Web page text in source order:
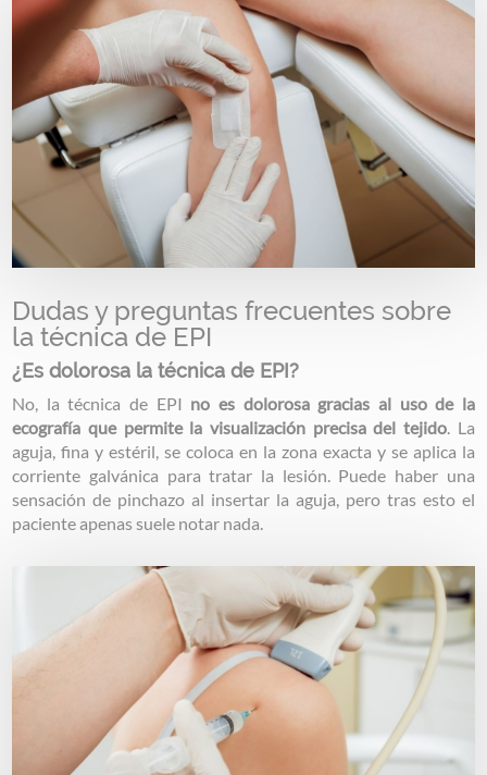
Dudas y preguntas frecuentes sobre
la técnica de EPI
¿Es dolorosa la técnica de EPI?
No, la técnica de EPI no es dolorosa gracias al uso de la
ecografía que permite la visualización precisa del tejido. La
aguja, fina y estéril, se coloca en la zona exacta y se aplica la
corriente galvánica para tratar la lesión. Puede haber una
sensación de pinchazo al insertar la aguja, pero tras esto el
paciente apenas suele notar nada.